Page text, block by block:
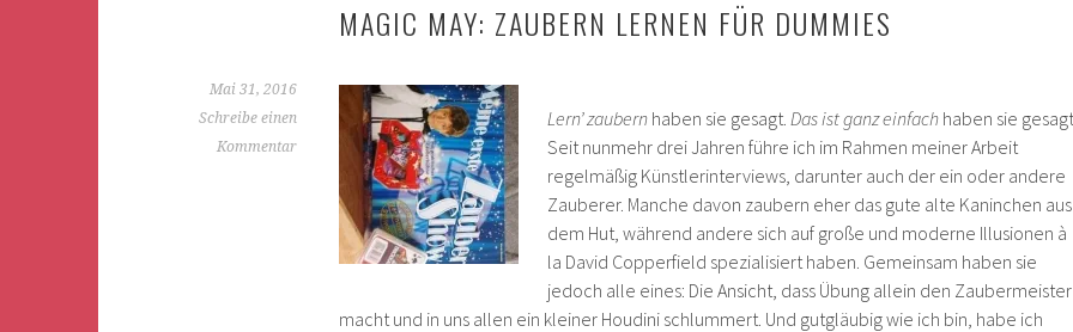
MAGIC MAY: ZAUBERN LERNEN FÜR DUMMIES
Mai 31, 2016
Schreibe einen
Kommentar
Lern’ zaubern haben sie gesagt. Das ist ganz einfach haben sie
Seit nunmehr drei Jahren führe ich im Rahmen meiner Arbeit
regelmäßig Künstlerinterviews, darunter auch der ein oder andere
Zauberer. Manche davon zaubern eher das gute alte Kaninchen aus
dem Hut, während andere sich auf große und moderne Illusionen à
la David Copperfield spezialisiert haben. Gemeinsam haben sie
jedoch alle eines: Die Ansicht, dass Übung allein den Zaubermeister
macht und in uns allen ein kleiner Houdini schlummert. Und gutgläubig wie ich bin, habe ich